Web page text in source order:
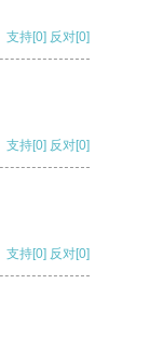
支持[0] 反对[0]
支持[0] 反对[0]
支持[0] 反对[0]